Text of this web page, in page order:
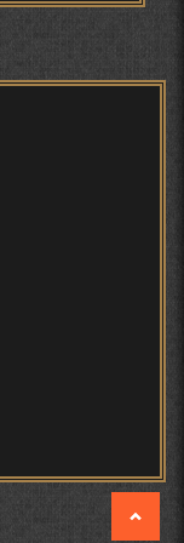
ШЕЪРИ ҚУТБӢ